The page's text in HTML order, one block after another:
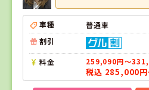
車種
普通車
割引
料金 259,090円～
税込 285,000